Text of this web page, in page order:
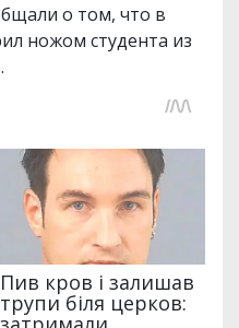
о том, что в
ножом студента из
.